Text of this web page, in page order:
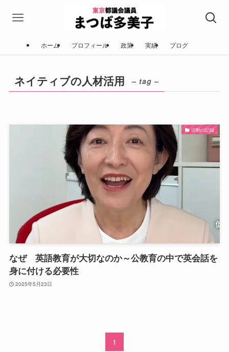
ホーム プロフィール 政策 実績 ブログ
ネイティブの人材活用 – tag –
活動の記録
なぜ 英語教育が大切なのか～公教育の中で英会話を
身に付ける必要性
2025年5月23日
1